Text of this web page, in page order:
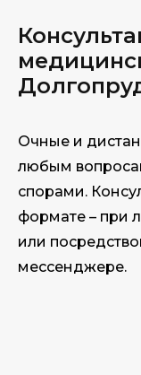
Очные и
любым
спорами.
формате – при
или
мессенджере.